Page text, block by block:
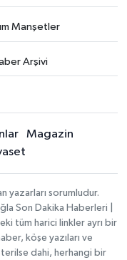
Manşetler
Arşivi
Magazin
yazarları sorumludur.
Son Dakika Haberleri |
tüm harici linkler ayrı bir
köşe yazıları ve
dahi, herhangi bir